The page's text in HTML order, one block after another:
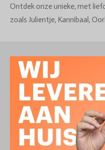
Ontdek onze unieke, met
zoals Julientje, Kannibaal,